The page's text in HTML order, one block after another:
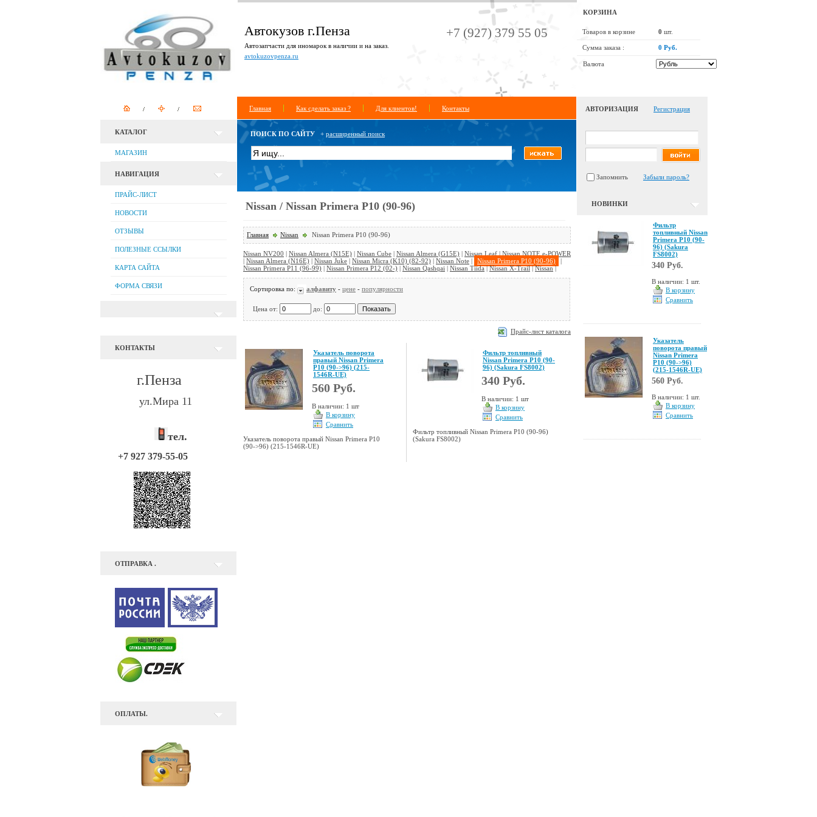
Автокузов г.Пенза
Автозапчасти для иномарок в наличии и на заказ.
avtokuzovpenza.ru
+7 (927) 379 55 05
КОРЗИНА
Товаров в корзине 0 шт.
Сумма заказа : 0 Руб.
Валюта
Главная Как сделать заказ ? Для клиентов! Контакты
КАТАЛОГ
МАГАЗИН
НАВИГАЦИЯ
ПРАЙС-ЛИСТ
НОВОСТИ
ОТЗЫВЫ
ПОЛЕЗНЫЕ ССЫЛКИ
КАРТА САЙТА
ФОРМА СВЯЗИ
КОНТАКТЫ
г.Пенза
ул.Мира 11
тел.
+7 927 379-55-05
ОТПРАВКА .
ОПЛАТЫ.
ПОИСК ПО САЙТУ + расширенный поиск
Nissan / Nissan Primera P10 (90-96)
Главная Nissan Nissan Primera P10 (90-96)
Nissan NV200 | Nissan Almera (N15E) | Nissan Cube | Nissan Almera (G15E) | Nissan Leaf | Nissan NOTE e-POWER
| Nissan Almera (N16E) | Nissan Juke | Nissan Micra (K10) (82-92) | Nissan Note | Nissan Primera P10 (90-96)
|
Nissan Primera P11 (96-99) | Nissan Primera P12 (02-) | Nissan Qashqai | Nissan Tiida|Nissan X-Trail|Nissan|
Сортировка по: алфавиту - цене - популярности
Цена от: до:
Прайс-лист каталога
Указатель поворота
правый Nissan Primera
P10 (90->96) (215-
1546R-UE)
560 Руб.
В наличии: 1 шт
В корзину
Сравнить
Указатель поворота правый Nissan Primera P10
(90->96) (215-1546R-UE)
Фильтр топливный
Nissan Primera P10 (90-
96) (Sakura FS8002)
340 Руб.
В наличии: 1 шт
В корзину
Сравнить
Фильтр топливный Nissan Primera P10 (90-96)
(Sakura FS8002)
АВТОРИЗАЦИЯ Регистрация
Запомнить Забыли пароль?
НОВИНКИ
Фильтр
топливный Nissan
Primera P10 (90-
96) (Sakura
FS8002)
340 Руб.
В наличии: 1 шт.
В корзину
Сравнить
Указатель
поворота правый
Nissan Primera
P10 (90->96)
(215-1546R-UE)
560 Руб.
В наличии: 1 шт.
В корзину
Сравнить